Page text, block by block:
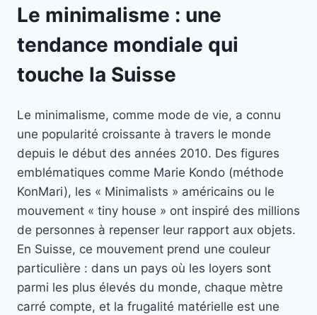
Le minimalisme : une
tendance mondiale qui
touche la Suisse
Le minimalisme, comme mode de vie, a connu
une popularité croissante à travers le monde
depuis le début des années 2010. Des figures
emblématiques comme Marie Kondo (méthode
KonMari), les « Minimalists » américains ou le
mouvement « tiny house » ont inspiré des millions
de personnes à repenser leur rapport aux objets.
En Suisse, ce mouvement prend une couleur
particulière : dans un pays où les loyers sont
parmi les plus élevés du monde, chaque mètre
carré compte, et la frugalité matérielle est une